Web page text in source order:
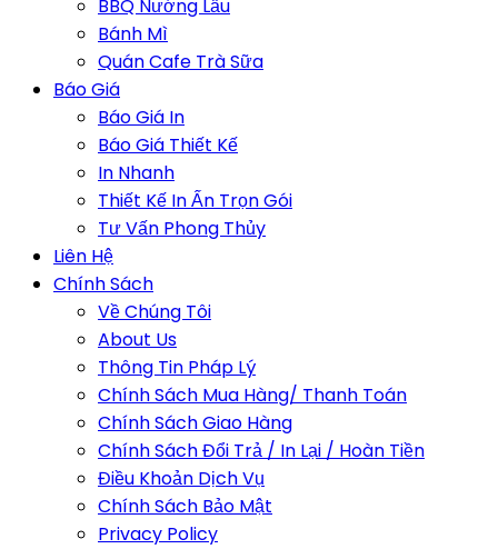
BBQ Nướng Lẩu
Bánh Mì
Quán Cafe Trà Sữa
Báo Giá
Báo Giá In
Báo Giá Thiết Kế
In Nhanh
Thiết Kế In Ấn Trọn Gói
Tư Vấn Phong Thủy
Liên Hệ
Chính Sách
Về Chúng Tôi
About Us
Thông Tin Pháp Lý
Chính Sách Mua Hàng/ Thanh Toán
Chính Sách Giao Hàng
Chính Sách Đổi Trả / In Lại / Hoàn Tiền
Điều Khoản Dịch Vụ
Chính Sách Bảo Mật
Privacy Policy